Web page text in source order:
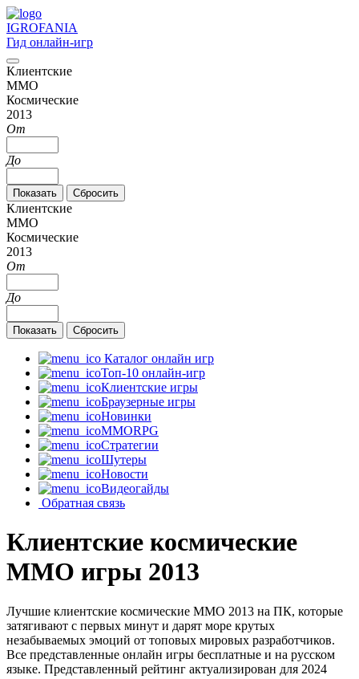
IGROFANIA
Гид онлайн-игр
Клиентские
MMO
Космические
2013
От
До
Клиентские
MMO
Космические
2013
От
До
Каталог онлайн игр
Топ-10 онлайн-игр
Клиентские игры
Браузерные игры
Новинки
MMORPG
Стратегии
Шутеры
Новости
Видеогайды
Обратная связь
Клиентские космические
MMO игры 2013
Лучшие клиентские космические MMO 2013 на ПК, которые
затягивают с первых минут и дарят море крутых
незабываемых эмоций от топовых мировых разработчиков.
Все представленные онлайн игры бесплатные и на русском
языке. Представленный рейтинг актуализирован для 2024